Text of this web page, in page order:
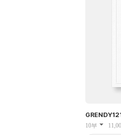
GRENDY
10부